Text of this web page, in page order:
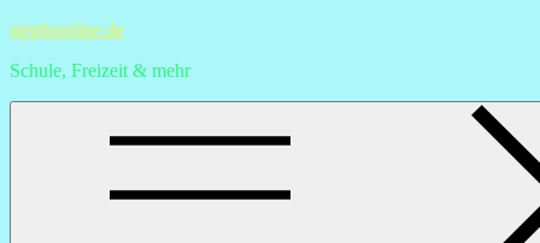
Skip
content
stephionline.de
Schule, Freizeit & mehr